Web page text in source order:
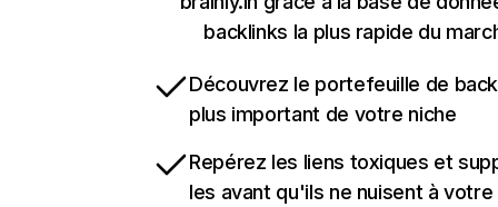
backlinks la plus rapide du
Découvrez le portefeuille de
plus important de votre niche
Repérez les liens toxiques et
les avant qu'ils ne nuisent à